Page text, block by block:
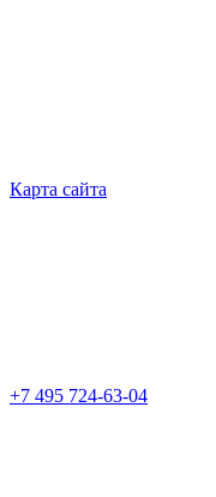
Карта сайта
+7 495 724-63-04